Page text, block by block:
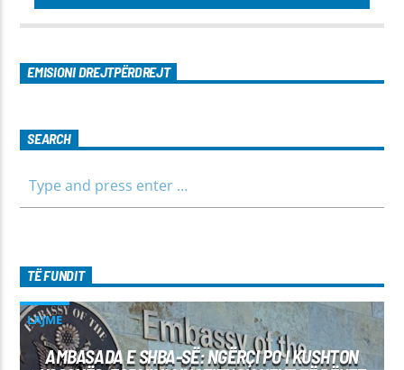
EMISIONI DREJTPËRDREJT
SEARCH
TË FUNDIT
LAJME
AMBASADA E SHBA-SË: NGËRÇI PO I KUSHTON